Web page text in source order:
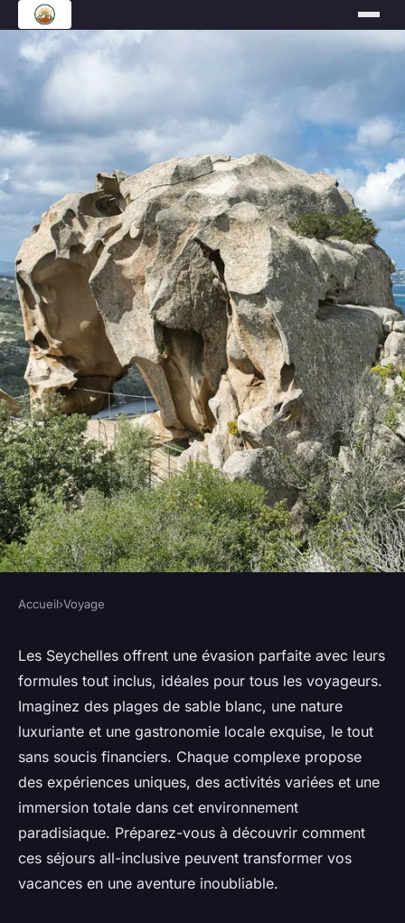
VOYAGE
Seychelles all inclusive : le
séjour parfait pour vos envies
Pauline•19 décembre 2024•8 min de lecture
Accueil›Voyage
Les Seychelles offrent une évasion parfaite avec leurs
formules tout inclus, idéales pour tous les voyageurs.
Imaginez des plages de sable blanc, une nature
luxuriante et une gastronomie locale exquise, le tout
sans soucis financiers. Chaque complexe propose
des expériences uniques, des activités variées et une
immersion totale dans cet environnement
paradisiaque. Préparez-vous à découvrir comment
ces séjours all-inclusive peuvent transformer vos
vacances en une aventure inoubliable.